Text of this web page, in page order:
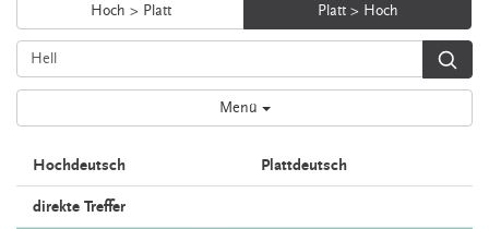
Hoch > Platt Platt > Hoch
Menü
Hochdeutsch Plattdeutsch
direkte Treffer